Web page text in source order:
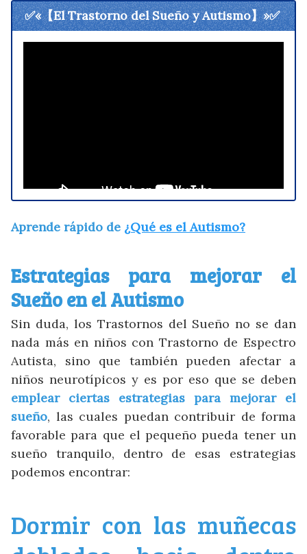
✅«【El Trastorno del Sueño y Autismo】»✅
Aprende rápido de ¿Qué es el Autismo?
Estrategias para mejorar el
Sueño en el Autismo
Sin duda, los Trastornos del Sueño no se dan
nada más en niños con Trastorno de Espectro
Autista, sino que también pueden afectar a
niños neurotípicos y es por eso que se deben
emplear ciertas estrategias para mejorar el
sueño, las cuales puedan contribuir de forma
favorable para que el pequeño pueda tener un
sueño tranquilo, dentro de esas estrategias
podemos encontrar:
Dormir con las muñecas
Ayúdanos a mejorar